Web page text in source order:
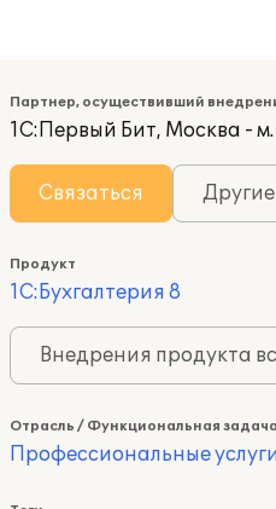
Партнер, осуществивший
1С:Первый Бит, Москва -
Связаться
Продукт
1С:Бухгалтерия 8
Внедрения продукта
Отрасль / Функциональная задача
Профессиональные услуги